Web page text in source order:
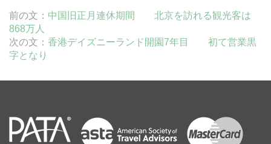
前の文： 中国旧正月連休期間 北京を訪れる観光客は
868万人
次の文： 香港デイズニーランド開園7年目 初て営業黒
字となり